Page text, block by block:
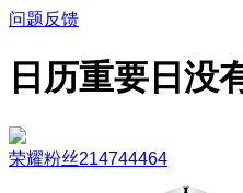
问题反馈
日历重要日没
荣耀粉丝214744464